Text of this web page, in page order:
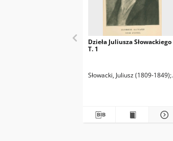
Dzieła Juliusza Słowackiego
T. 1
Słowacki, Juliusz (1809-1849)